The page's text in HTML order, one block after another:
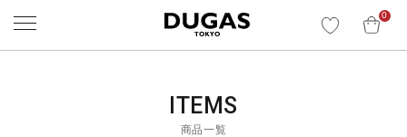
0
ITEMS
商品一覧